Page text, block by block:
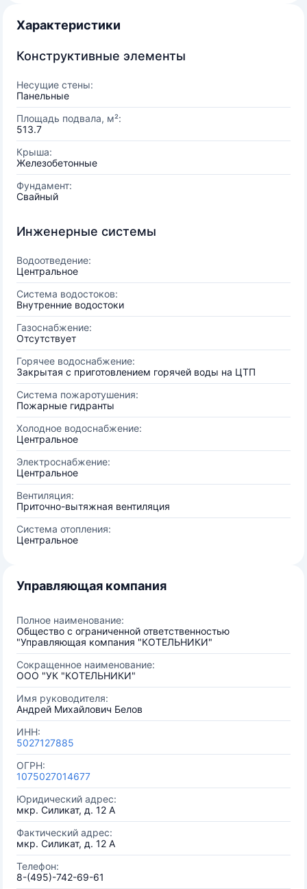
Характеристики
Конструктивные элементы
Несущие стены:
Панельные
Площадь подвала, м²:
513.7
Крыша:
Железобетонные
Фундамент:
Свайный
Инженерные системы
Водоотведение:
Центральное
Система водостоков:
Внутренние водостоки
Газоснабжение:
Отсутствует
Горячее водоснабжение:
Закрытая с приготовлением горячей воды на ЦТП
Система пожаротушения:
Пожарные гидранты
Холодное водоснабжение:
Центральное
Электроснабжение:
Центральное
Вентиляция:
Приточно-вытяжная вентиляция
Система отопления:
Центральное
Управляющая компания
Полное наименование:
Общество с ограниченной ответственностью
"Управляющая компания "КОТЕЛЬНИКИ"
Сокращенное наименование:
ООО "УК "КОТЕЛЬНИКИ"
Имя руководителя:
Андрей Михайлович Белов
ИНН:
5027127885
ОГРН:
1075027014677
Юридический адрес:
мкр. Силикат, д. 12 А
Фактический адрес:
мкр. Силикат, д. 12 А
Телефон:
8-(495)-742-69-61